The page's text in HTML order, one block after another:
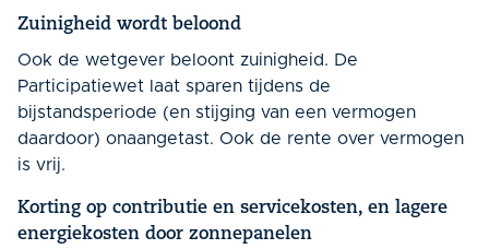
Zuinigheid wordt beloond
Ook de wetgever beloont zuinigheid. De
Participatiewet laat sparen tijdens de
bijstandsperiode (en stijging van een vermogen
daardoor) onaangetast. Ook de rente over vermogen
is vrij.
Korting op contributie en servicekosten, en lagere
energiekosten door zonnepanelen